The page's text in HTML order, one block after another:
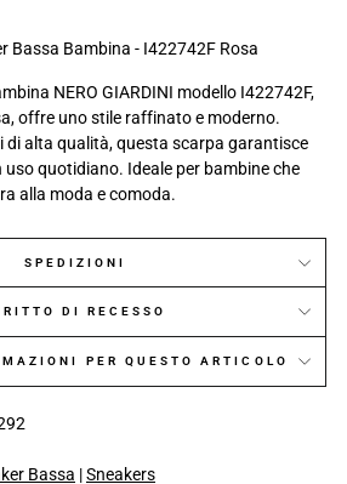
Bassa Bambina - I422742F Rosa
NERO GIARDINI modello I422742F,
offre uno stile raffinato e moderno.
di alta qualità, questa scarpa garantisce
quotidiano. Ideale per bambine che
alla moda e comoda.
SPEDIZIONI
DI RECESSO
PER QUESTO ARTICOLO
Bassa |Sneakers